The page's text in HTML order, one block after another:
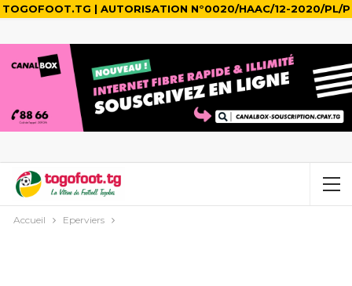
TOGOFOOT.TG | AUTORISATION N°0020/HAAC/12-2020/PL/P
Accueil Eperviers